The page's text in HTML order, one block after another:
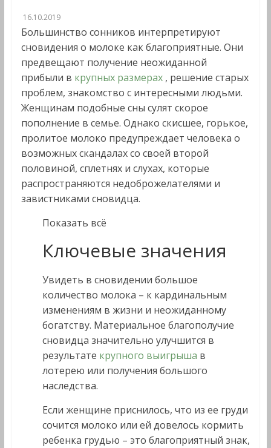
16.10.2019
Большинство сонников интерпретируют
сновидения о молоке как благоприятные. Они
предвещают получение неожиданной
прибыли в крупных размерах , решение старых
проблем, знакомство с интересными людьми.
Женщинам подобные сны сулят скорое
пополнение в семье. Однако скисшее, горькое,
пролитое молоко предупреждает человека о
возможных скандалах со своей второй
половиной, сплетнях и слухах, которые
распространяются недоброжелателями и
завистниками сновидца.
Показать всё
Ключевые значения
Увидеть в сновидении большое
количество молока – к кардинальным
изменениям в жизни и неожиданному
богатству. Материальное благополучие
сновидца значительно улучшится в
результате крупного выигрыша в
лотерею или получения большого
наследства.
Если женщине приснилось, что из ее груди
сочится молоко или ей довелось кормить
ребенка грудью – это благоприятный знак,